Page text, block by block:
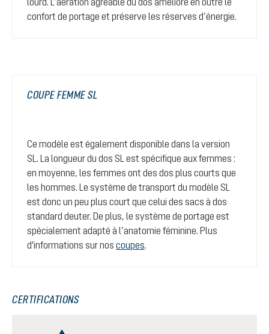
confort de portage et préserve les réserves d’énergie.
COUPE FEMME SL
Ce modèle est également disponible dans la version
SL. La longueur du dos SL est spécifique aux femmes :
en moyenne, les femmes ont des dos plus courts que
les hommes. Le système de transport du modèle SL
est donc un peu plus court que celui des sacs à dos
standard deuter. De plus, le système de portage est
spécialement adapté à l’anatomie féminine. Plus
d'informations sur nos coupes.
CERTIFICATIONS